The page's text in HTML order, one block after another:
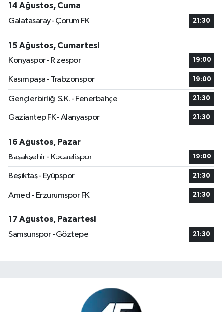
14 Ağustos, Cuma
Galatasaray - Çorum FK
21:30
15 Ağustos, Cumartesi
Konyaspor - Rizespor
19:00
Kasımpaşa - Trabzonspor 19:00
Gençlerbirliği S.K. - Fenerbahçe 21:30
Gaziantep FK - Alanyaspor 21:30
16 Ağustos, Pazar
Başakşehir - Kocaelispor
19:00
Beşiktaş - Eyüpspor 21:30
Amed - Erzurumspor FK 21:30
17 Ağustos, Pazartesi
Samsunspor - Göztepe
21:30